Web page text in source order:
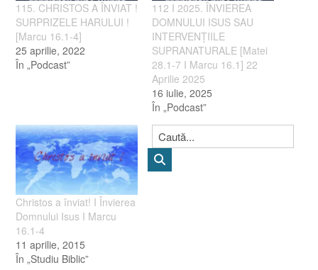
115. CHRISTOS A ÎNVIAT !
SURPRIZELE HARULUI !
[Marcu 16.1-4]
25 aprilie, 2022
În „Podcast”
112 I 2025. ÎNVIEREA
DOMNULUI ISUS SAU
INTERVENȚIILE
SUPRANATURALE [Matei
28.1-7 I Marcu 16.1] 22
Aprilie 2025
16 iulie, 2025
În „Podcast”
Christos a înviat! I Învierea
Domnului Isus I Marcu
16.1-4
11 aprilie, 2015
În „Studiu Biblic”